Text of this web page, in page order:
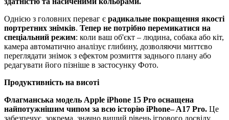
Однією з головних переваг є радикальне покращення якості
портретних знімків. Тепер не потрібно перемикатися на
спеціальний режим: коли ваш об'єкт ‒ людина, собака або кіт,
камера автоматично аналізує глибину, дозволяючи миттєво
переглядати знімок з ефектом розмиття заднього плану або
редагувати його пізніше в застосунку Фото.
Продуктивність на висоті
Флагманська модель Apple iPhone 15 Pro оснащена
найпотужнішим чипом за всю історію iPhone– A17 Pro. Це
забезпечує, зокрема, значно вищий рівень ігрового досвіду.